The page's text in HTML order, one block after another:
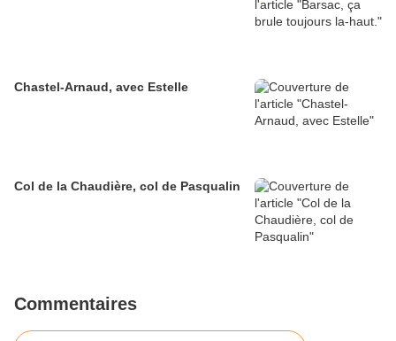
Chastel-Arnaud, avec Estelle
Col de la Chaudière, col de Pasqualin
Commentaires